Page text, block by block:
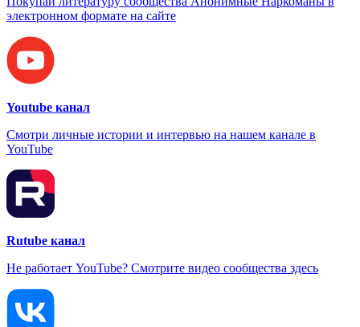
электронном формате на сайте
Youtube канал
Смотри личные истории и интервью на нашем канале в
YouTube
Rutube канал
Не работает YouTube? Смотрите видео сообщества здесь